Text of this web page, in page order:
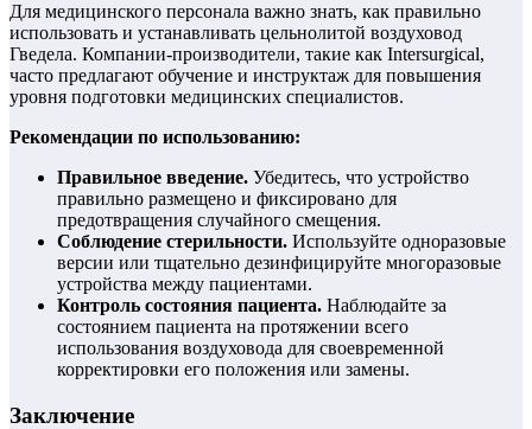
Для медицинского персонала важно знать, как правильно
использовать и устанавливать цельнолитой воздуховод
Гведела. Компании-производители, такие как Intersurgical,
часто предлагают обучение и инструктаж для повышения
уровня подготовки медицинских специалистов.
Рекомендации по использованию:
Правильное введение. Убедитесь, что устройство
правильно размещено и фиксировано для
предотвращения случайного смещения.
Соблюдение стерильности. Используйте одноразовые
версии или тщательно дезинфицируйте многоразовые
устройства между пациентами.
Контроль состояния пациента. Наблюдайте за
состоянием пациента на протяжении всего
использования воздуховода для своевременной
корректировки его положения или замены.
Заключение